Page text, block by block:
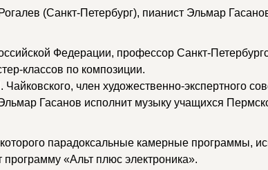
(Санкт-Петербург), пианист Эльмар
Федерации, профессор Санкт-
классов по композиции.
член художественно-экспертного
Гасанов исполнит музыку учащихся
парадоксальные камерные программы,
«Альт плюс электроника».